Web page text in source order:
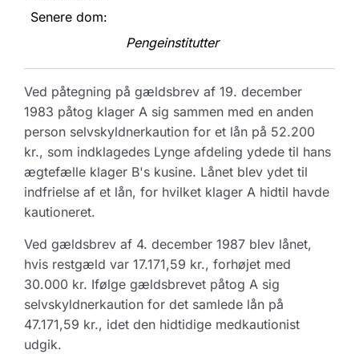
Senere dom:
Pengeinstitutter
Ved påtegning på gældsbrev af 19. december
1983 påtog klager A sig sammen med en anden
person selvskyldnerkaution for et lån på 52.200
kr., som indklagedes Lynge afdeling ydede til hans
ægtefælle klager B's kusine. Lånet blev ydet til
indfrielse af et lån, for hvilket klager A hidtil havde
kautioneret.
Ved gældsbrev af 4. december 1987 blev lånet,
hvis restgæld var 17.171,59 kr., forhøjet med
30.000 kr. Ifølge gældsbrevet påtog A sig
selvskyldnerkaution for det samlede lån på
47.171,59 kr., idet den hidtidige medkautionist
udgik.